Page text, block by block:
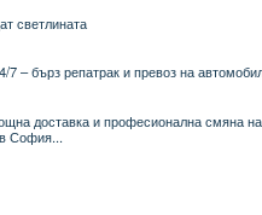
светлината
– бърз репатрак и превоз на
доставка и професионална смяна
София...